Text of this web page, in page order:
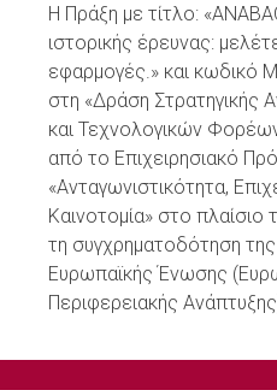
Η Πράξη με τίτλο:
ιστορικής έρευνας:
εφαρμογές.» και κωδικό
στη «Δράση Στρατηγικής
και Τεχνολογικών
από το Επιχειρησιακό
«Ανταγωνιστικότητα,
Καινοτομία» στο
τη συγχρηματοδότηση
Ευρωπαϊκής Ένωσης
Περιφερειακής